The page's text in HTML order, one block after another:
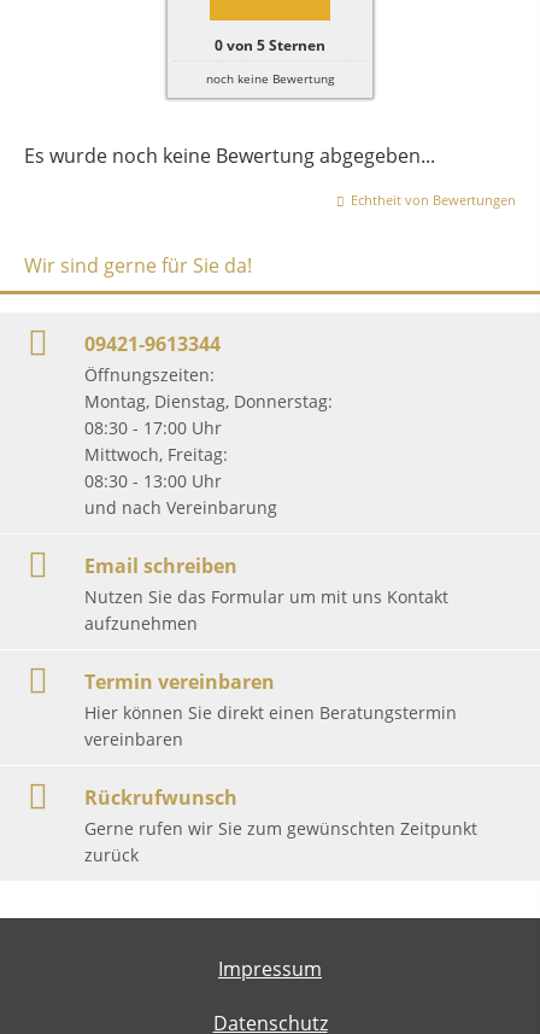
0von 5Sternen
noch keine Bewertung
Es wurde noch keine Bewertung abgegeben...
Echtheit von Bewertungen
Wir sind gerne für Sie da!
09421-9613344
Öffnungszeiten:
Montag, Dienstag, Donnerstag:
08:30 - 17:00 Uhr
Mittwoch, Freitag:
08:30 - 13:00 Uhr
und nach Vereinbarung
Email schreiben
Nutzen Sie das Formular um mit uns Kontakt
aufzunehmen
Termin vereinbaren
Hier können Sie direkt einen Beratungstermin
vereinbaren
Rückrufwunsch
Gerne rufen wir Sie zum gewünschten Zeitpunkt
zurück
Impressum
Datenschutz